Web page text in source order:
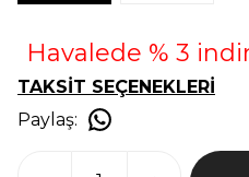
Havalede % 3
TAKSİT SEÇENEKLERİ
Paylaş: